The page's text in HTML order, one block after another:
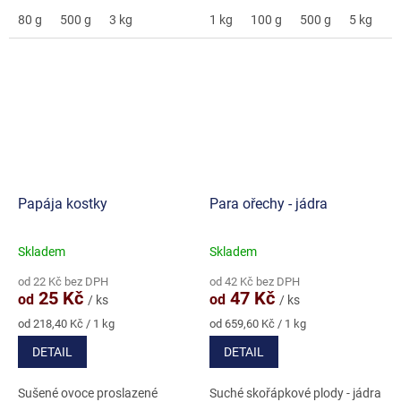
80 g 500 g 3 kg 1 kg 100 g 500 g 5 kg
Papája kostky
Průměrné
produktu
je
4,9
z
hvězdiček.
Skladem
od 22 Kč bez DPH
od 25 Kč / ks
Měrná
cena:
od 218,40 Kč / 1 kg
DETAIL
Sušené ovoce proslazené
Para ořechy - jádra
Průměrné
produktu
je
4,8
z
hvězdiček.
Skladem
od 42 Kč bez DPH
od 47 Kč / ks
Měrná
cena:
od 659,60 Kč / 1 kg
DETAIL
Suché skořápkové plody - jádra